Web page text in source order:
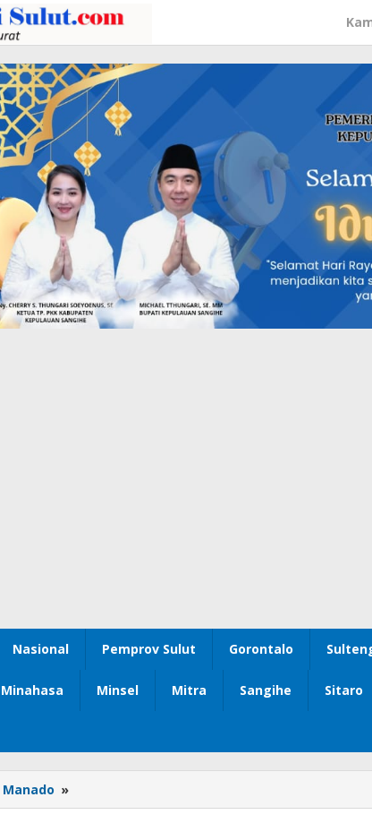
Nasional Pemprov Sulut Gorontalo
Minahasa Minsel Mitra Sangihe Sitaro
Manado »
Kembali